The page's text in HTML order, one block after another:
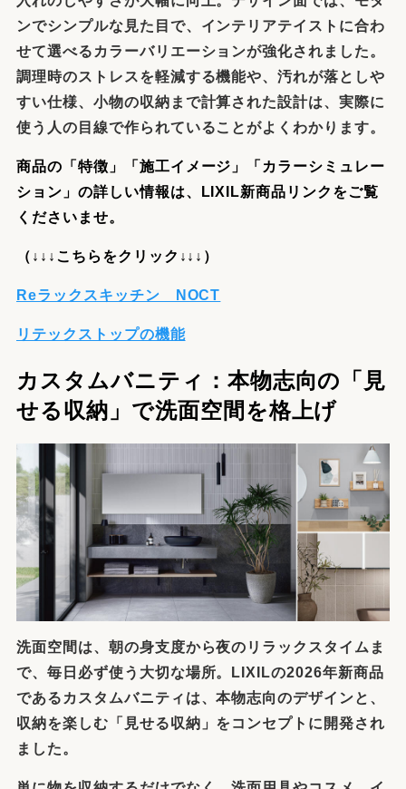
ンでシンプルな見た目で、インテリアテイストに合わ
せて選べるカラーバリエーションが強化されました。
調理時のストレスを軽減する機能や、汚れが落としや
すい仕様、小物の収納まで計算された設計は、実際に
使う人の目線で作られていることがよくわかります。
商品の「特徴」「施工イメージ」「カラーシミュレー
ション」の詳しい情報は、
LIXIL新商品リンクをご覧
くださいませ。
（↓↓↓こちらをクリック↓↓↓）
Reラックスキッチン NOCT
リテックストップの機能
カスタムバニティ：本物志向の「見
せる収納」で洗面空間を格上げ
洗面空間は、朝の身支度から夜のリラックスタイムま
で、毎日必ず使う大切な場所。LIXILの2026年新商品
であるカスタムバニティは、本物志向のデザインと、
収納を楽しむ「見せる収納」をコンセプトに開発され
ました。